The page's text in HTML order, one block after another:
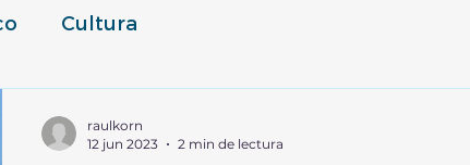
Cultura
raulkorn
12 jun 2023
2 min de lectura